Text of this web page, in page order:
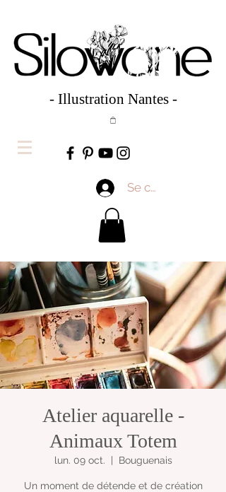
- Illustration Nantes -
Se connecter
Atelier aquarelle -
Animaux Totem
lun. 09 oct.
  |
Bouguenais
Un moment de détende et de création